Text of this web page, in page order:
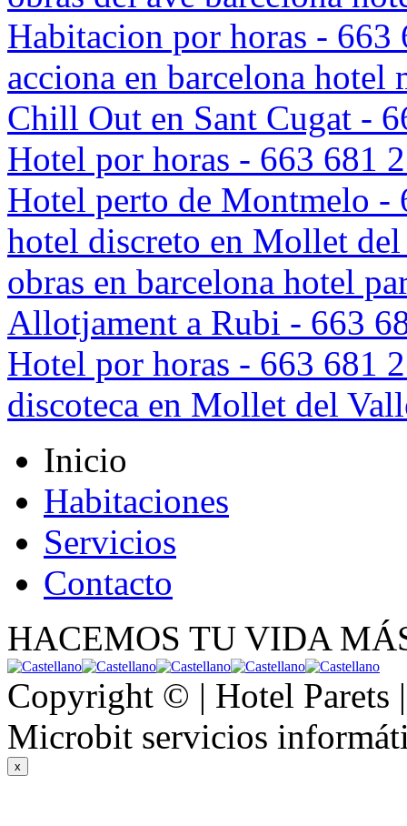
Habitacion por horas - 663
acciona en barcelona hotel
Chill Out en Sant Cugat -
Hotel por horas - 663 681
Hotel perto de Montmelo -
hotel discreto en Mollet
obras en barcelona hotel
Allotjament a Rubi - 663
Hotel por horas - 663 681
discoteca en Mollet del
Inicio
Habitaciones
Servicios
Contacto
HACEMOS TU VIDA
Copyright © | Hotel Parets
Microbit servicios